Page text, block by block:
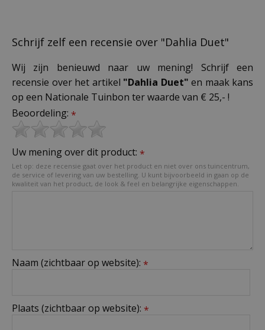
Schrijf zelf een recensie over "Dahlia Duet"
Wij zijn benieuwd naar uw mening! Schrijf een
recensie over het artikel "Dahlia Duet" en maak kans
op een Nationale Tuinbon ter waarde van € 25,- !
Beoordeling: *
Uw mening over dit product: *
Let op: deze recensie gaat over het product en niet over ons tuincentrum,
de service of levering van uw bestelling. U kunt bijvoorbeeld in gaan op de
kwaliteit van het product, de look & feel en belangrijke eigenschappen.
Naam (zichtbaar op website): *
Plaats (zichtbaar op website): *